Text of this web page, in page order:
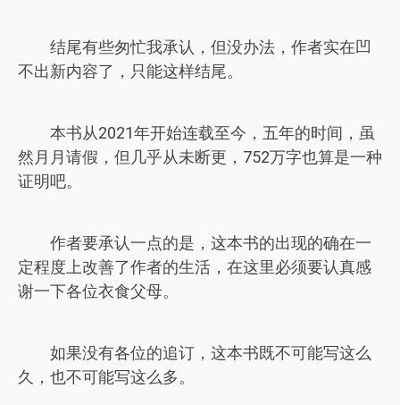
结尾有些匆忙我承认，但没办法，作者实在凹
不出新内容了，只能这样结尾。
本书从2021年开始连载至今，五年的时间，虽
然月月请假，但几乎从未断更，752万字也算是一种
证明吧。
作者要承认一点的是，这本书的出现的确在一
定程度上改善了作者的生活，在这里必须要认真感
谢一下各位衣食父母。
如果没有各位的追订，这本书既不可能写这么
久，也不可能写这么多。